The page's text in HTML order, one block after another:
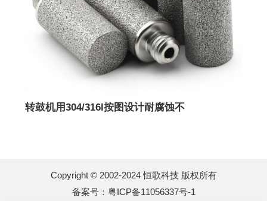
转鼓机用304/316l按图设计耐腐蚀不
Copyright © 2002-2024 恒歌科技 版权所有
备案号： 粤ICP备11056337号-1